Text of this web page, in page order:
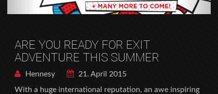
ARE YOU READY FOR EXIT
ADVENTURE THIS SUMMER
Hennesy
21. April 2015
With a huge international reputation, an awe inspiring